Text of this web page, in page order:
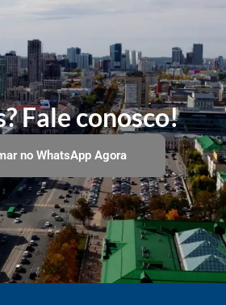
Fale conosco!
no WhatsApp Agora